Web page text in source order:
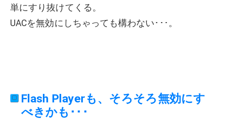
単にすり抜けてくる。
UACを無効にしちゃっても構わない･･･。
Flash Playerも、そろそろ無効にす
べきかも･･･